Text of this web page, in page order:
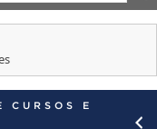
CURSOS E